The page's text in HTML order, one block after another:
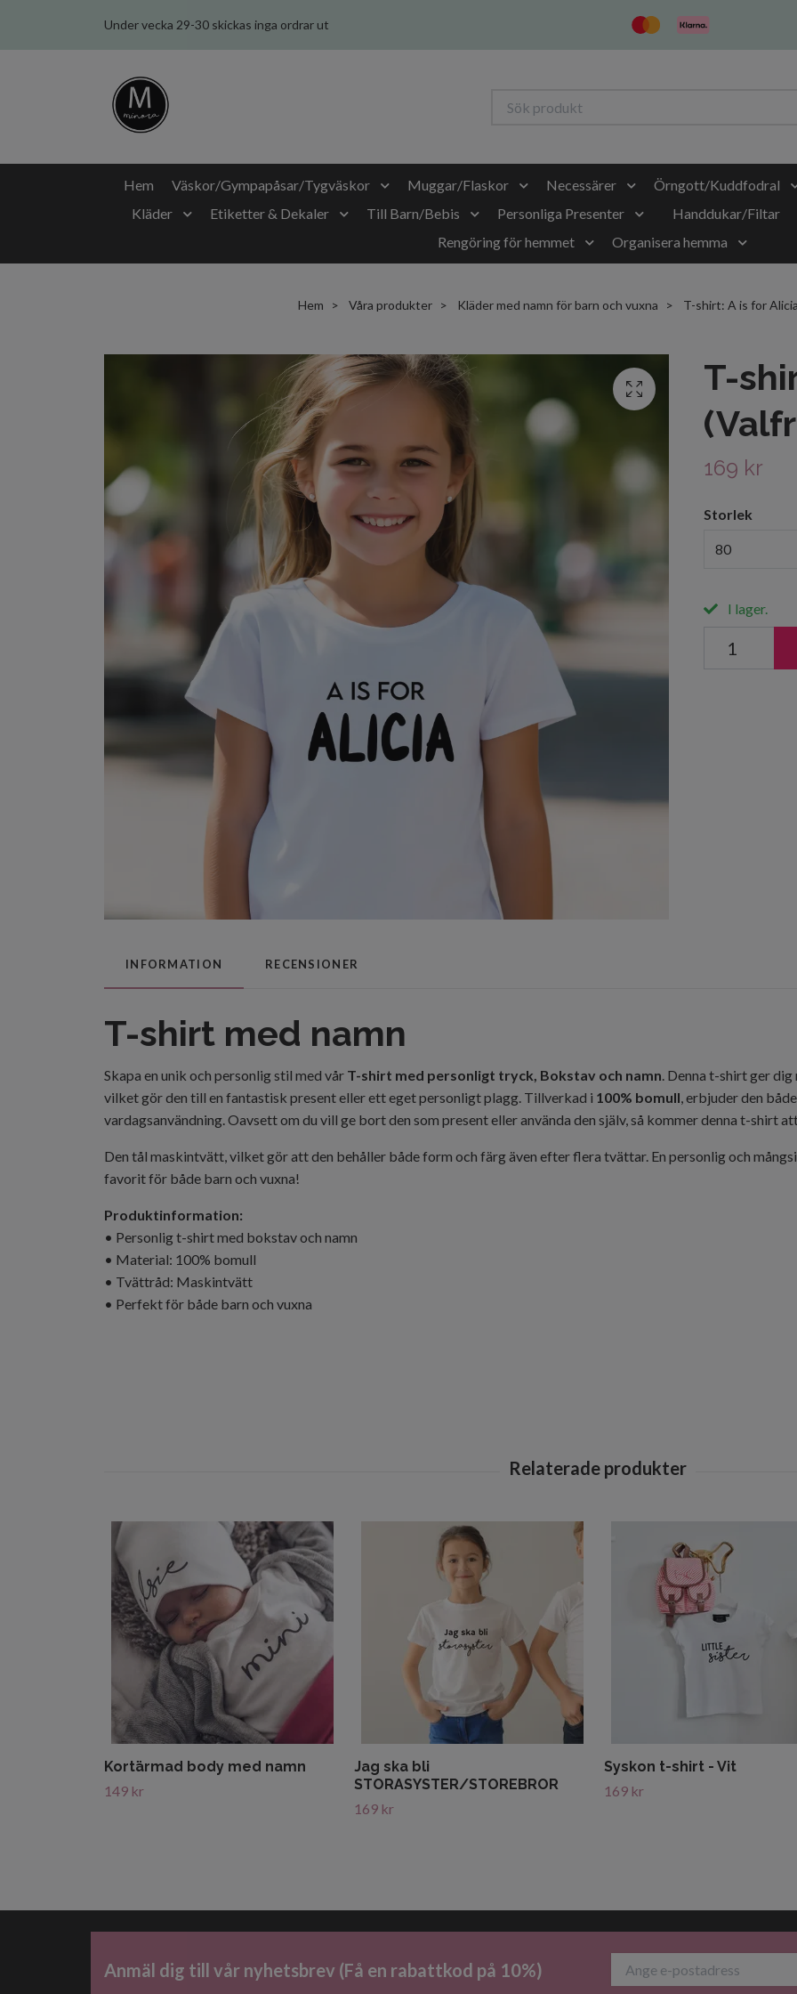
Under vecka 29-30 skickas inga ordrar ut
Hem Väskor/Gympapåsar/Tygväskor Muggar/Flaskor Necessärer Örngott/Kuddfodral
Kläder
Etiketter & Dekaler Till Barn/Bebis Personliga Presenter Handdukar/Filtar
Rengöring för hemmet
Organisera hemma
Hem Våra produkter Kläder med namn för barn och vuxna T-shirt: A is for
T-
169 kr
Storlek
80
I lager.
INFORMATION RECENSIONER
T-shirt med namn
Skapa en unik och personlig stil med vår T-shirt med personligt tryck, Bokstav och namn. Denna t-shirt ger
vilket gör den till en fantastisk present eller ett eget personligt plagg. Tillverkad i 100% bomull, erbjuder den
vardagsanvändning. Oavsett om du vill ge bort den som present eller använda den själv, så kommer denna t-shirt
Den tål maskintvätt, vilket gör att den behåller både form och färg även efter flera tvättar. En personlig och
favorit för både barn och vuxna!
Produktinformation:
• Personlig t-shirt med bokstav och namn
• Material: 100% bomull
• Tvättråd: Maskintvätt
• Perfekt för både barn och vuxna
Kortärmad body med namn
149 kr
Jag ska bli
STORASYSTER/STOREBROR
169 kr
Syskon t-shirt - Vit
169 kr
Anmäl dig till vår nyhetsbrev (Få en rabattkod på 10%)